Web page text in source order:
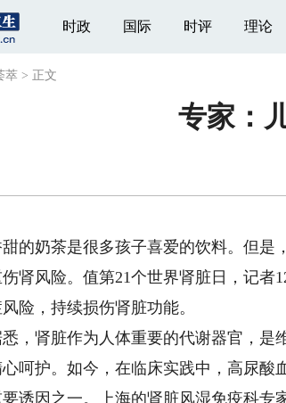
时政 国际 时评 理论
萃 > 正文
专家：
奶茶是很多孩子喜爱的饮料。但是
肾风险。值第21个世界肾脏日，记者
险，持续损伤肾脏功能。
肾脏作为人体重要的代谢器官，是
呵护。如今，在临床实践中，高尿
诱因之一。上海的肾脏风湿免疫科专